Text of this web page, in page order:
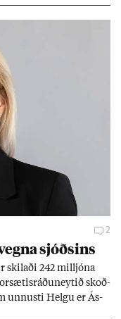
2
sjóðs­ins
skil­aði 242 millj­óna
skoð­
unnusti Helgu er Ás­